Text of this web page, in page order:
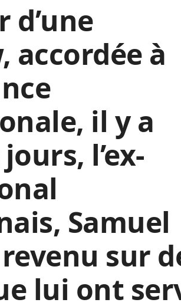
d’une
accordée à
il y a
l’ex-
Samuel
revenu sur
lui ont